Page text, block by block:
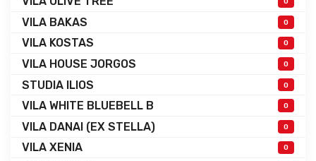
VILA BAKAS 0
VILA KOSTAS 0
VILA HOUSE JORGOS 0
STUDIA ILIOS 0
VILA WHITE BLUEBELL B 0
VILA DANAI (EX STELLA) 0
VILA XENIA 0